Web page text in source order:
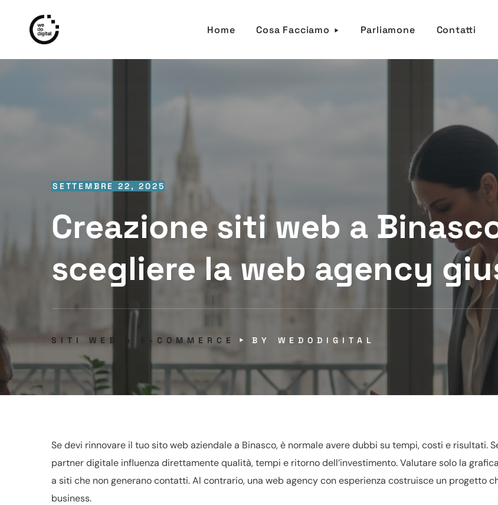
Home Cosa Facciamo Parliamone Contatti
SETTEMBRE 22, 2025
Creazione siti web a
scegliere la web agency
SITI WEB & E-COMMERCE BY WEDODIGITAL
Se devi rinnovare il tuo sito web aziendale a Binasco, è normale avere dubbi su tempi, costi e risultati.
partner digitale influenza direttamente qualità, tempi e ritorno dell’investimento. Valutare solo la
a siti che non generano contatti. Al contrario, una web agency con esperienza costruisce un progetto
business.